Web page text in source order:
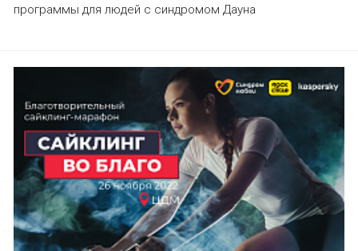
программы для людей с синдромом Дауна